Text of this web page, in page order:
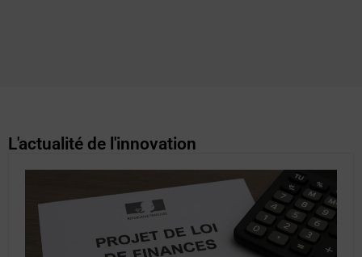
L'actualité de l'innovation